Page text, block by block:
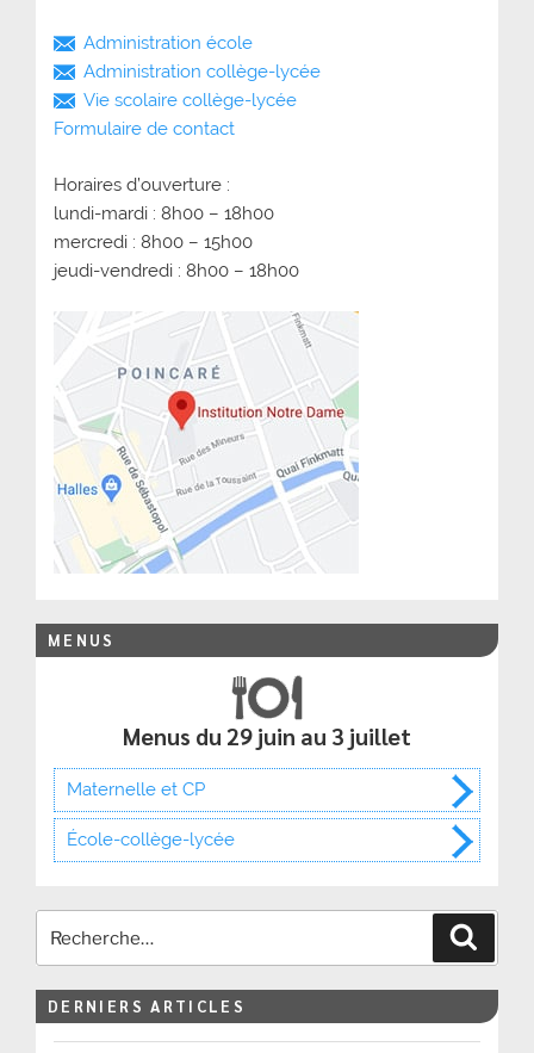
Administration école
Administration collège-lycée
Vie scolaire collège-lycée
Formulaire de contact
Horaires d’ouverture :
lundi-mardi : 8h00 – 18h00
mercredi : 8h00 – 15h00
jeudi-vendredi : 8h00 – 18h00
MENUS
Menus du 29 juin au 3 juillet
Maternelle et CP
École-collège-lycée
DERNIERS ARTICLES